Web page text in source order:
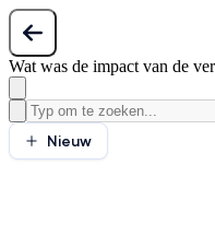
Wat was de impact van de
Nieuw